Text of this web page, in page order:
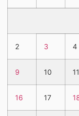
2 3 4
9 10 11
16 17